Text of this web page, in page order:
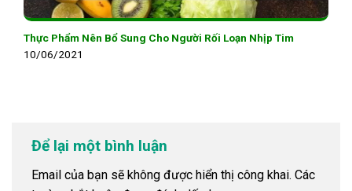
Thực Phẩm Nên Bổ Sung Cho Người Rối Loạn Nhịp Tim
10/06/2021
Để lại một bình luận
Email của bạn sẽ không được hiển thị công khai. Các